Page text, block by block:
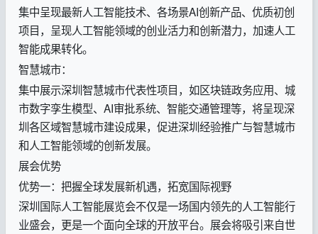
集中呈现最新人工智能技术、各场景AI创新产品、优质初创
项目，呈现人工智能领域的创业活力和创新潜力，加速人工
智能成果转化。
智慧城市：
集中展示深圳智慧城市代表性项目，如区块链政务应用、城
市数字孪生模型、AI审批系统、智能交通管理等，将呈现深
圳各区域智慧城市建设成果，促进深圳经验推广与智慧城市
和人工智能领域的创新发展。
展会优势
优势一：把握全球发展新机遇，拓宽国际视野
深圳国际人工智能展览会不仅是一场国内领先的人工智能行
业盛会，更是一个面向全球的开放平台。展会将吸引来自世